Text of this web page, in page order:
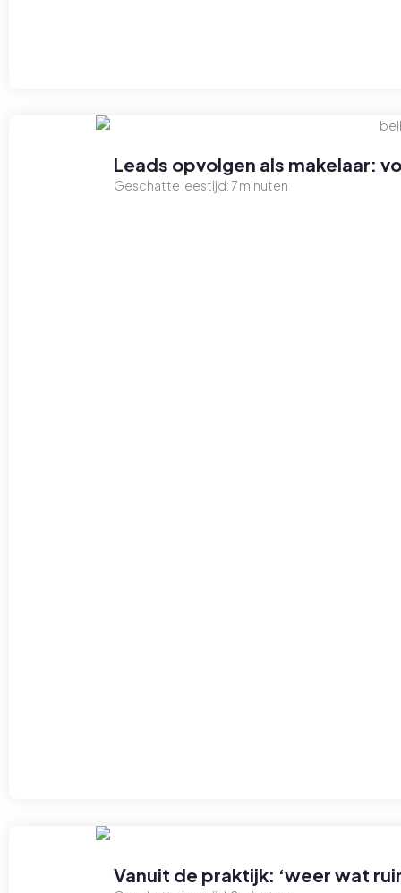
Leads opvolgen als makelaar:
Geschatte leestijd:7minuten
Vanuit de praktijk: ‘weer wat